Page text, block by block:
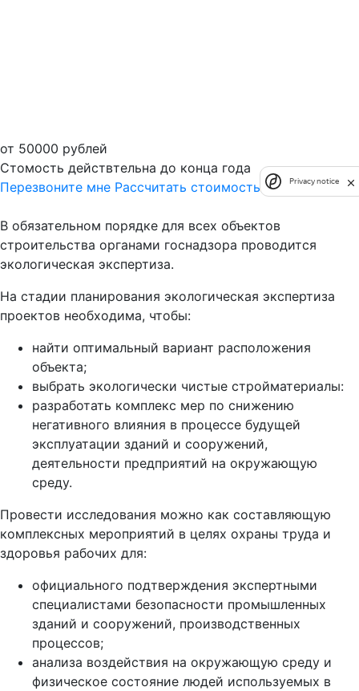
от 50000 рублей
Стомость действтельна до конца года
Перезвоните мне Рассчитать стоимость
В обязательном порядке для всех объектов
строительства органами госнадзора проводится
экологическая экспертиза.
На стадии планирования экологическая экспертиза
проектов необходима, чтобы:
найти оптимальный вариант расположения
объекта;
выбрать экологически чистые стройматериалы:
разработать комплекс мер по снижению
негативного влияния в процессе будущей
эксплуатации зданий и сооружений,
деятельности предприятий на окружающую
среду.
Провести исследования можно как составляющую
комплексных мероприятий в целях охраны труда и
здоровья рабочих для:
официального подтверждения экспертными
специалистами безопасности промышленных
зданий и сооружений, производственных
процессов;
анализа воздействия на окружающую среду и
физическое состояние людей используемых в
Privacy notice